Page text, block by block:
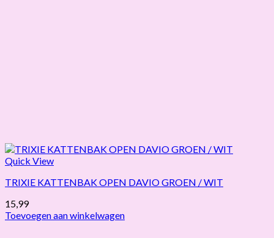
Quick View
TRIXIE KATTENBAK OPEN DAVIO GROEN / WIT
15,99
Toevoegen aan winkelwagen